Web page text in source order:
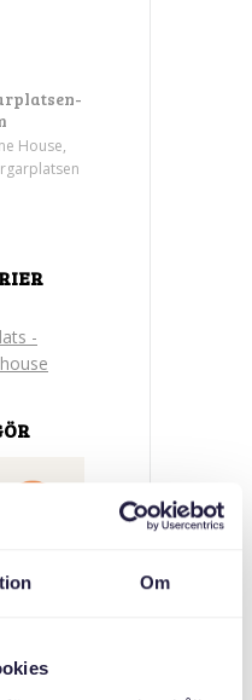
Om
House,
-
baby